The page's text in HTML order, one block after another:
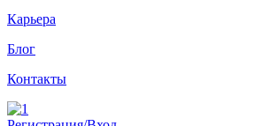
Карьера
Блог
Контакты